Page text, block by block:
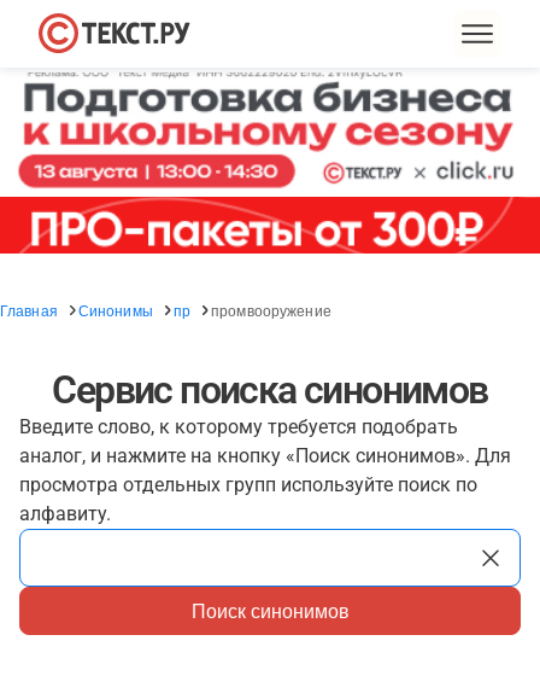
Главная Синонимы пр промвооружение
Сервис поиска синонимов
Введите слово, к которому требуется подобрать
аналог, и нажмите на кнопку «Поиск синонимов». Для
просмотра отдельных групп используйте поиск по
алфавиту.
Поиск синонимов